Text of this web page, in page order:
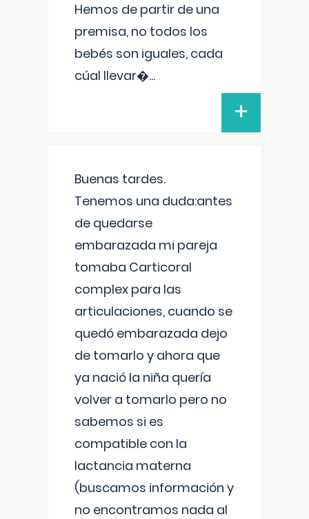
Hemos de partir de una
premisa, no todos los
bebés son iguales, cada
cúal llevar�...
+
Buenas tardes.
Tenemos una duda:antes
de quedarse
embarazada mi pareja
tomaba Carticoral
complex para las
articulaciones, cuando se
quedó embarazada dejo
de tomarlo y ahora que
ya nació la niña quería
volver a tomarlo pero no
sabemos si es
compatible con la
lactancia materna
(buscamos información y
no encontramos nada al